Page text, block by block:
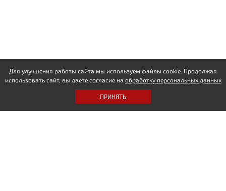
Для улучшения работы сайта мы используем файлы cookie. Продолжая
использовать сайт, вы даете согласие на обработку персональных данных
ПРИНЯТЬ